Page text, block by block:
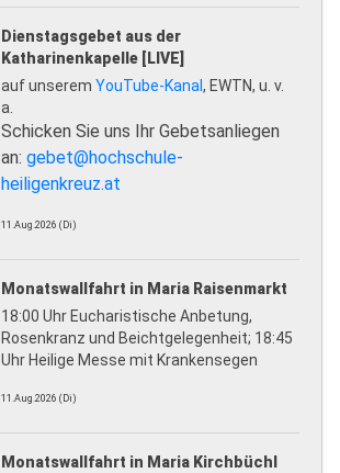
Dienstagsgebet aus der
Katharinenkapelle [LIVE]
auf unserem YouTube-Kanal, EWTN, u. v.
a.
Schicken Sie uns Ihr Gebetsanliegen
an: gebet@hochschule-
heiligenkreuz.at
11.Aug.2026 (Di)
Monatswallfahrt in Maria Raisenmarkt
18:00 Uhr Eucharistische Anbetung,
Rosenkranz und Beichtgelegenheit; 18:45
Uhr Heilige Messe mit Krankensegen
11.Aug.2026 (Di)
Monatswallfahrt in Maria Kirchbüchl